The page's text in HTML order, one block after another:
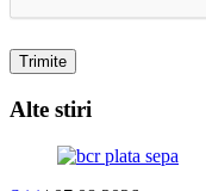
Alte stiri